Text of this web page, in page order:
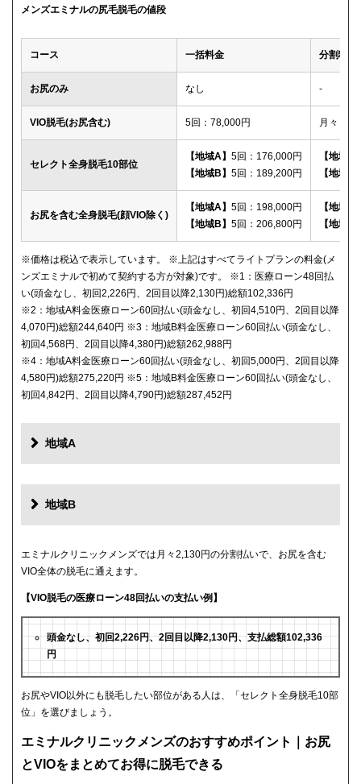
メンズエミナルの尻毛脱毛の値段
コース 一括料金 分割料金
お尻のみ なし -
VIO脱毛(お尻含む) 5回：78,000円 月々：
セレクト全身脱毛10部位
【地域A】 5回：176,000円
【地域B】 5回：189,200円
【地域A
【地域B
お尻を含む全身脱毛(顔VIO除く)
【地域A】 5回：198,000円
【地域B】 5回：206,800円
【地域A
【地域B
※価格は税込で表示しています。 ※上記はすべてライトプランの料金(メ
ンズエミナルで初めて契約する方が対象)です。 ※1：医療ローン48回払
い(頭金なし、初回2,226円、2回目以降2,130円)総額102,336円
※2：地域A料金医療ローン60回払い(頭金なし、初回4,510円、2回目以降
4,070円)総額244,640円 ※3：地域B料金医療ローン60回払い(頭金なし、
初回4,568円、2回目以降4,380円)総額262,988円
※4：地域A料金医療ローン60回払い(頭金なし、初回5,000円、2回目以降
4,580円)総額275,220円 ※5：地域B料金医療ローン60回払い(頭金なし、
初回4,842円、2回目以降4,790円)総額287,452円
地域A
地域B
エミナルクリニックメンズでは月々2,130円の分割払いで、お尻を含む
VIO全体の脱毛に通えます。
【VIO脱毛の医療ローン48回払いの支払い例】
頭金なし、初回2,226円、2回目以降2,130円、支払総額102,336
円
お尻やVIO以外にも脱毛したい部位がある人は、「セレクト全身脱毛10部
位」を選びましょう。
エミナルクリニックメンズのおすすめポイント｜お尻
とVIOをまとめてお得に脱毛できる